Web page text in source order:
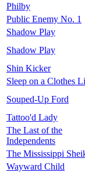
Philby
Public Enemy No. 1
Shadow Play
Shadow Play
Shin Kicker
Sleep on a Clothes
Souped-Up Ford
Tattoo'd Lady
The Last of the
Independents
The Mississippi
Wayward Child